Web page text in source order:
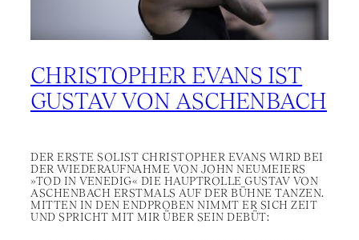
CHRISTOPHER EVANS IST
GUSTAV VON ASCHENBACH
DER ERSTE SOLIST CHRISTOPHER EVANS WIRD BEI
DER WIEDERAUFNAHME VON JOHN NEUMEIERS
»TOD IN VENEDIG« DIE HAUPTROLLE GUSTAV VON
ASCHENBACH ERSTMALS AUF DER BÜHNE TANZEN.
MITTEN IN DEN ENDPROBEN NIMMT ER SICH ZEIT
UND SPRICHT MIT MIR ÜBER SEIN DEBÜT: